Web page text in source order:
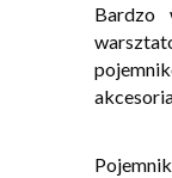
Bardzo